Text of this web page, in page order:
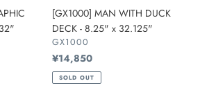
[GX1000] MAN WITH DUCK
DECK - 8.25" x 32.125"
販
売
GX1000
通
常
価
¥14,850
SOLD OUT